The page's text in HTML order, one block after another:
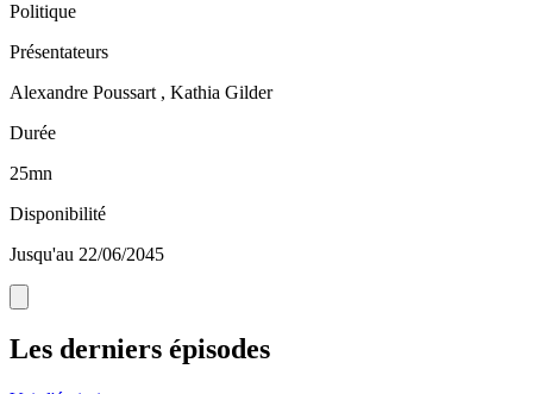
Politique
Présentateurs
Alexandre Poussart , Kathia Gilder
Durée
25mn
Disponibilité
Jusqu'au 22/06/2045
Les derniers épisodes